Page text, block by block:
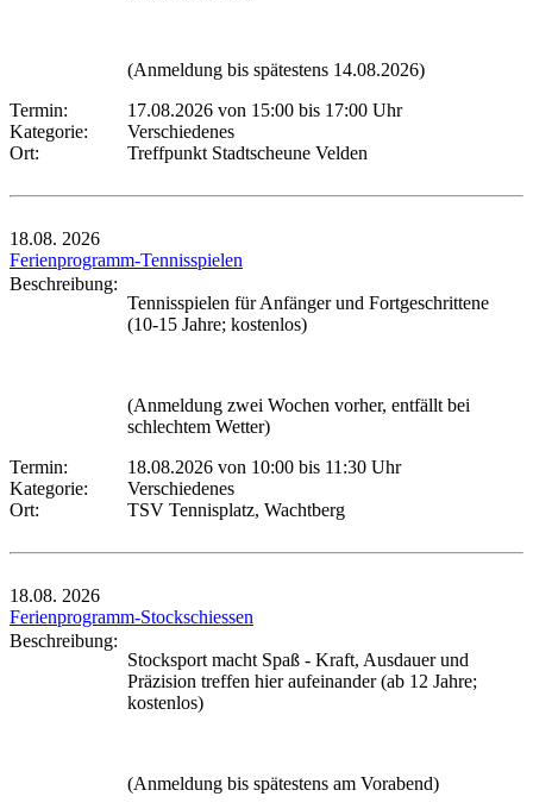
(Anmeldung bis spätestens 14.08.2026)
Termin:
17.08.2026 von 15:00 bis 17:00 Uhr
Kategorie:
Verschiedenes
Ort:
Treffpunkt Stadtscheune Velden
18.08. 2026
Ferienprogramm-Tennisspielen
Beschreibung:
Tennisspielen für Anfänger und Fortgeschrittene
(10-15 Jahre; kostenlos)
(Anmeldung zwei Wochen vorher, entfällt bei
schlechtem Wetter)
Termin:
18.08.2026 von 10:00 bis 11:30 Uhr
Kategorie:
Verschiedenes
Ort:
TSV Tennisplatz, Wachtberg
18.08. 2026
Ferienprogramm-Stockschiessen
Beschreibung:
Stocksport macht Spaß - Kraft, Ausdauer und
Präzision treffen hier aufeinander (ab 12 Jahre;
kostenlos)
(Anmeldung bis spätestens am Vorabend)